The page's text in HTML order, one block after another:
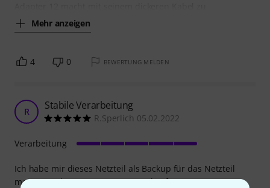
Mehr anzeigen
4 0 BEWERTUNG MELDEN
R Stabile Verarbeitung
R.Sperlich 05.02.2022
Ich habe mir dieses Netzteil als Backup für das Netzteil
meines Harley Benton Iso Pro-2 gekauft.
Verarbeitung